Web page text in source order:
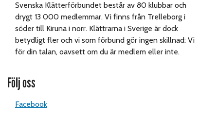
Svenska Klätterförbundet består av 80 klubbar och
drygt 13 000 medlemmar. Vi finns från Trelleborg i
söder till Kiruna i norr. Klättrarna i Sverige är dock
betydligt fler och vi som förbund gör ingen skillnad: Vi
för din talan, oavsett om du är medlem eller inte.
Följ oss
Facebook